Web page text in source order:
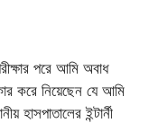
পরে আমি অবাধ
করে নিয়েছেন যে আমি
ইন্টার্নী